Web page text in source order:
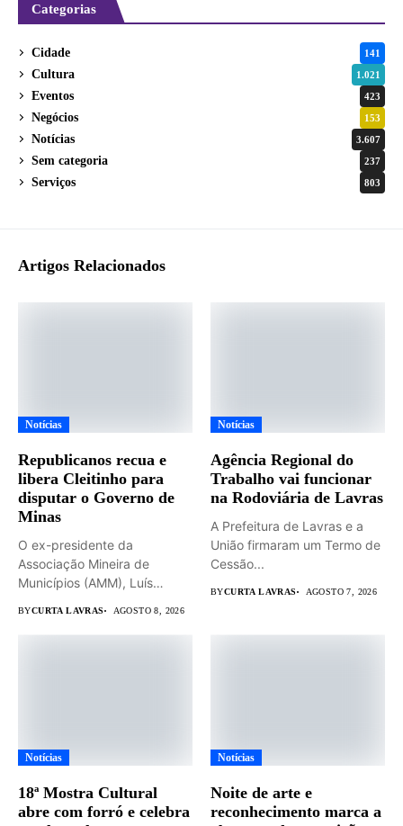
Categorias
Cidade 141
Cultura 1.021
Eventos 423
Negócios 153
Notícias 3.607
Sem categoria 237
Serviços 803
Artigos Relacionados
Notícias
Republicanos recua e
libera Cleitinho para
disputar o Governo de
Minas
O ex-presidente da
Associação Mineira de
Municípios (AMM), Luís
BYCURTA LAVRAS AGOSTO 8, 2026
Notícias
Agência Regional do
Trabalho vai funcionar
na Rodoviária de Lavras
A Prefeitura de Lavras e a
União firmaram um Termo de
Cessão...
BYCURTA LAVRAS AGOSTO 7, 2026
Notícias
18ª Mostra Cultural
abre com forró e celebra
Notícias
Noite de arte e
reconhecimento marca a